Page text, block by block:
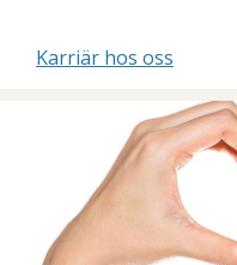
Karriär hos oss